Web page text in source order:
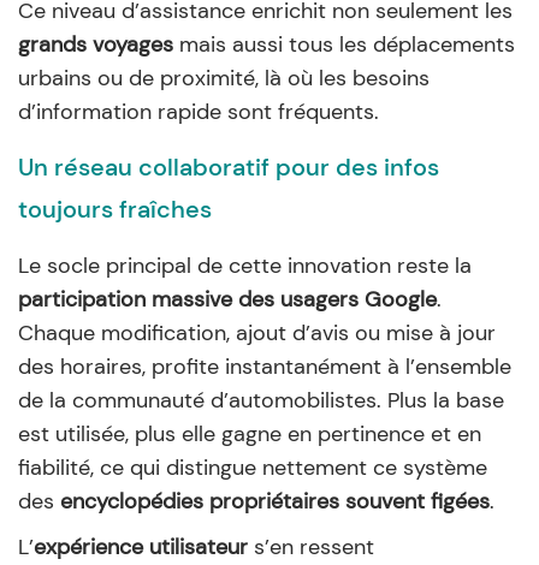
Ce niveau d’assistance enrichit non seulement les
grands voyages mais aussi tous les déplacements
urbains ou de proximité, là où les besoins
d’information rapide sont fréquents.
Un réseau collaboratif pour des infos
toujours fraîches
Le socle principal de cette innovation reste la
participation massive des usagers Google.
Chaque modification, ajout d’avis ou mise à jour
des horaires, profite instantanément à l’ensemble
de la communauté d’automobilistes. Plus la base
est utilisée, plus elle gagne en pertinence et en
fiabilité, ce qui distingue nettement ce système
des encyclopédies propriétaires souvent figées.
L’expérience utilisateur s’en ressent